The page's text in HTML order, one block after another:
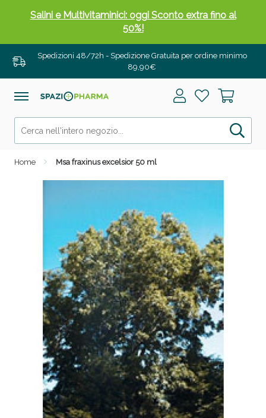
Spedizioni 48/72h - Spedizione Gratuita per ordine minimo
89,90€
Home Msa fraxinus excelsior 50 ml
Salini e Multivitaminici: oggi Sconto extra fino al
50%!
Anticellulite e Fanghi: Sconto fino al 40% valido
oggi!